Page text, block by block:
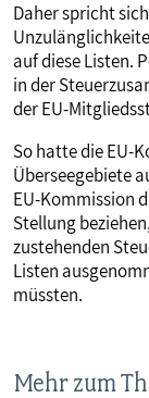
Daher spricht
auf diese Listen.
in der
der EU-
So hatte die EU-
Überseegebiete
EU-Kommission
Stellung
zustehenden
Listen
müssten.
Mehr zum